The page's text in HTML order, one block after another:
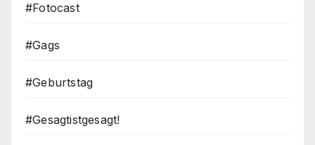
#Fotocast
#Gags
#Geburtstag
#Gesagtistgesagt!